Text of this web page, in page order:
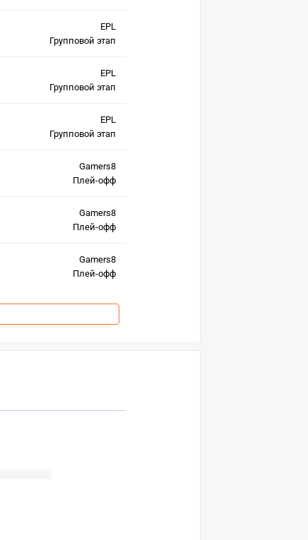
EPL
Групповой этап
EPL
Групповой этап
EPL
Групповой этап
Gamers8
Плей-офф
Gamers8
Плей-офф
Gamers8
Плей-офф